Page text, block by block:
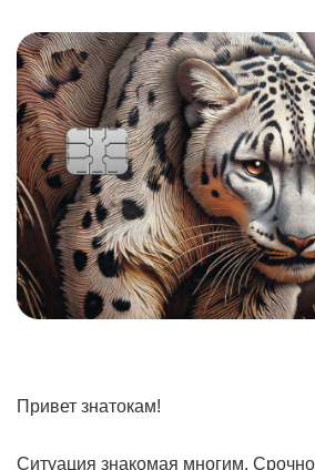
Привет знатокам!
Ситуация знакомая многим.